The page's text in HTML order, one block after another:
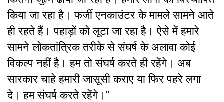
किया जा रहा है। फर्जी एनकाउंटर के मामले सामने आते
ही रहते हैं। पहाड़ों को लूटा जा रहा है। ऐसे में हमारे
सामने लोकतांत्रिक तरीके से संघर्ष के अलावा कोई
विकल्प नहीं है। हम तो संघर्ष करते ही रहेंगे। अब
सारकार चाहे हमारी जासूसी कराए या फिर पहरे लगा
दे। हम संघर्ष करते रहेंगे।”